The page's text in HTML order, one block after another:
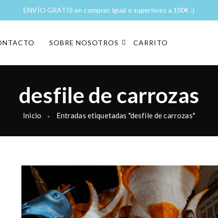
ENVÍO GRATIS en compras igual o superiores a 100€ ;)
SOBRE NOSOTROS CARRITO
desfile de carrozas
Inicio > Entradas etiquetadas "desfile de carrozas"